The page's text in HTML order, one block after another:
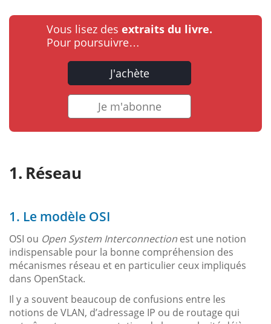
Vous lisez des extraits du livre.
Pour poursuivre…
J'achète
Je m'abonne
Réseau
1. Le modèle OSI
OSI ou Open System Interconnection est une notion
indispensable pour la bonne compréhension des
mécanismes réseau et en particulier ceux impliqués
dans OpenStack.
Il y a souvent beaucoup de confusions entre les
notions de VLAN, d’adressage IP ou de routage qui